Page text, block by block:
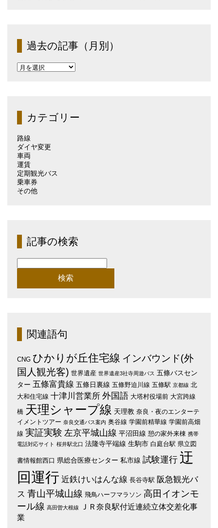
過去の記事（月別）
過
（月
別）カテゴリー
路線
ダイヤ変更
車両
運賃
定期観光バス
乗車券
その他
記事の検索
索:
関連語句
CNG ひかりが丘住宅線 インバウンド(外
国人観光客) 世界遺産 世界遺産3社寺周遊バス 五條バスセン
ター 五條富貴線 五條日裏線 五條野迫川線 五條駅 京都線 北
大和住宅線 十津川営業所 外国語 大塔村役場前 大宮跨線
橋 天理シャープ線 天理教 奈良・夜のエンターテ
イメントツアー 奈良交通バス案内 奥谷線 学園前精華線 学園前高畑
線 実証実験 左京平城山線 平沼田線 憩の家外来棟 携帯
電話対応サイト 桜井駅北口 法隆寺平端線 生駒市 白庭台駅 県立図
書情報館西口 県総合医療センター 私市線 試験運行 迂
回運行 近鉄けいはんな線 長谷寺駅 阪急観光バ
ス 青山平城山線 飛鳥ハーフマラソン 高田イオンモ
ール線 高田曽大根線
ＪＲ奈良駅付近連続立体交差化事
業